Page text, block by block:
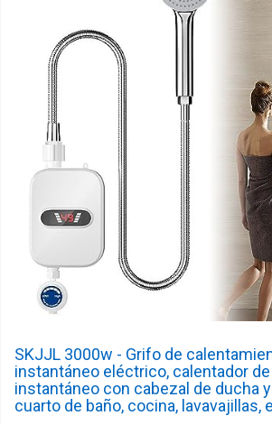
SKJJL 3000w - Grifo de
instantáneo eléctrico, calentador de
instantáneo con cabezal de ducha
cuarto de baño, cocina, lavavajillas,